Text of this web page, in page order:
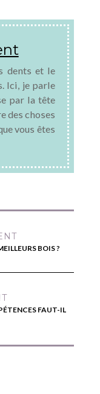
dents et le
Ici, je parle
par la tête
des choses
vous êtes
BOIS ?
FAUT-IL